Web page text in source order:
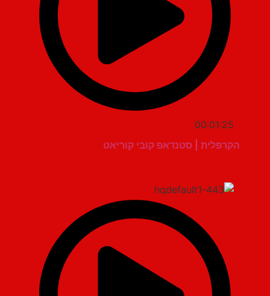
00:01:25
הקרפלית | סטנדאפ קובי קוריאט